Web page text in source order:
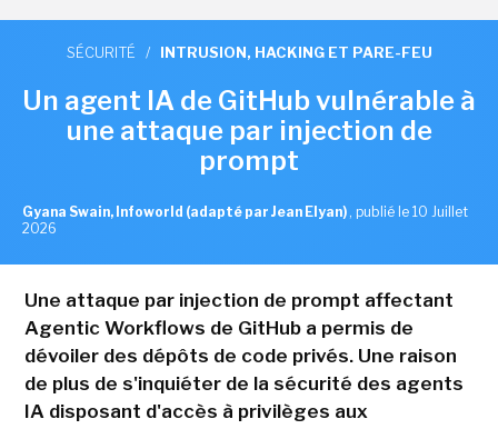
SÉCURITÉ / INTRUSION, HACKING ET PARE-FEU
Un agent IA de GitHub vulnérable à
une attaque par injection de
prompt
Gyana Swain, Infoworld (adapté par Jean Elyan) , publié le 10 Juillet
2026
Une attaque par injection de prompt affectant
Agentic Workflows de GitHub a permis de
dévoiler des dépôts de code privés. Une raison
de plus de s'inquiéter de la sécurité des agents
IA disposant d'accès à privilèges aux